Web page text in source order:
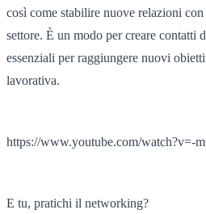
così come stabilire nuove relazioni
settore. È un modo per creare contatti
essenziali per raggiungere nuovi
lavorativa.
https://www.youtube.com/watch?v=-
E tu, pratichi il networking?